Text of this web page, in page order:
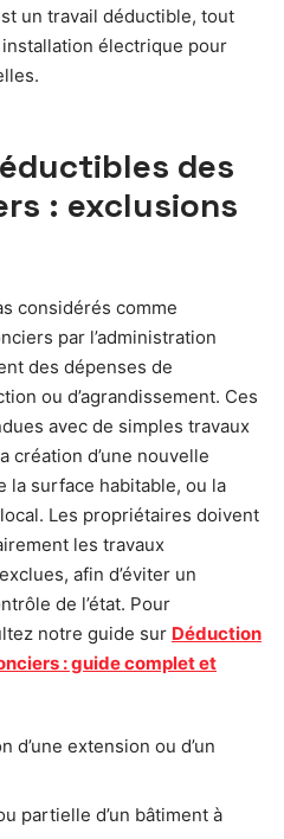
un travail déductible, tout
installation électrique pour
des
: exclusions
considérés comme
par l’administration
des dépenses de
ou d’agrandissement. Ces
avec de simples travaux
création d’une nouvelle
la surface habitable, ou la
Les propriétaires doivent
les travaux
afin d’éviter un
de l’état. Pour
notre guide sur Déduction
: guide complet et
d’une extension ou d’un
partielle d’un bâtiment à